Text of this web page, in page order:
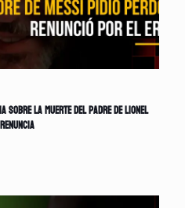
la muerte del padre de Lionel